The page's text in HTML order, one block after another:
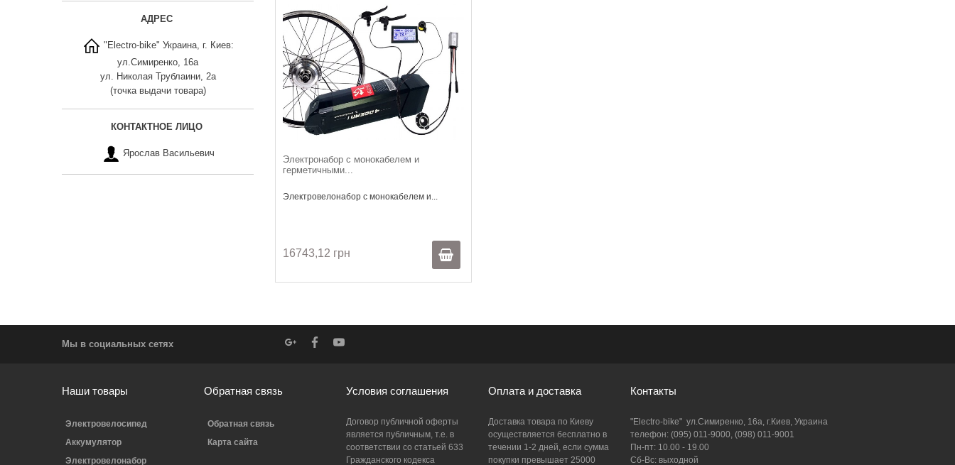
АДРЕС
"Electro-bike" Украина, г. Киев:
ул.Симиренко, 16а
ул. Николая Трублаини, 2а
(точка выдачи товара)
КОНТАКТНОЕ ЛИЦО
Ярослав Васильевич
Электронабор с монокабелем и
герметичными...
Электровелонабор с монокабелем и...
16743,12 грн
Мы в социальных сетях
Наши товары
Электровелосипед
Аккумулятор
Электровелонабор
Обратная связь
Обратная связь
Карта сайта
Условия соглашения
Договор публичной оферты
является публичным, т.е. в
соответствии со статьей 633
Гражданского кодекса
Оплата и доставка
Доставка товара по Киеву
осуществляется бесплатно в
течении 1-2 дней, если сумма
покупки превышает 25000
Контакты
"Electro-bike" ул.Симиренко, 16а, г.Киев, Украина
телефон: (095) 011-9000, (098) 011-9001
Пн-пт: 10.00 - 19.00
Сб-Вс: выходной